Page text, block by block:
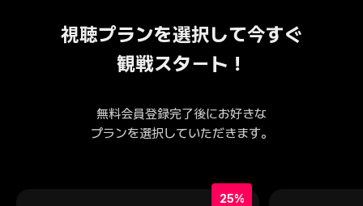
視聴プランを選択して今すぐ
観戦スタート！
無料会員登録完了後にお好きな
プランを選択していただきます。
25%